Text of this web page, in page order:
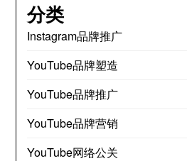
分类
Instagram品牌推广
YouTube品牌塑造
YouTube品牌推广
YouTube品牌营销
YouTube网络公关